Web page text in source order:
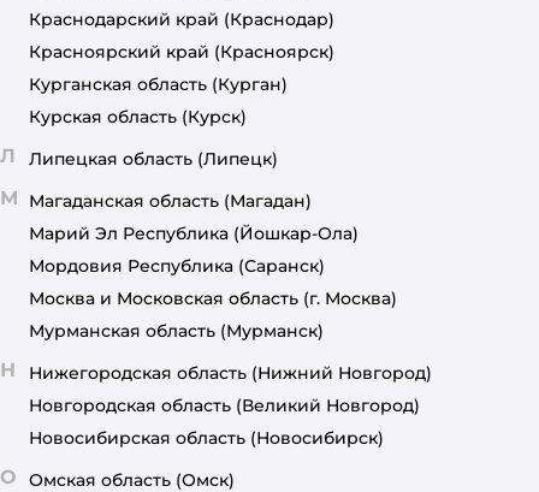
Краснодарский край (Краснодар)
Красноярский край (Красноярск)
Курганская область (Курган)
Курская область (Курск)
Л Липецкая область (Липецк)
М Магаданская область (Магадан)
Марий Эл Республика (Йошкар-Ола)
Мордовия Республика (Саранск)
Москва и Московская область (г. Москва)
Мурманская область (Мурманск)
Н Нижегородская область (Нижний Новгород)
Новгородская область (Великий Новгород)
Новосибирская область (Новосибирск)
О Омская область (Омск)